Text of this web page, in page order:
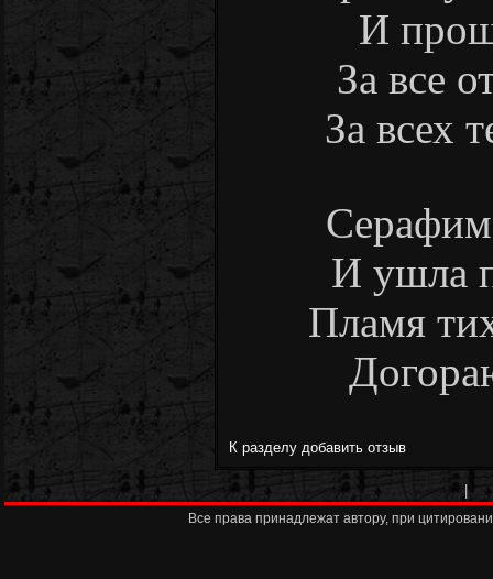
И
За все
За всех
И ушла
Пламя
К разделу добавить отзыв
Все права принадлежат автору, при